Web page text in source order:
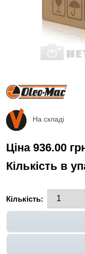
На складі
Ціна 936.00
Кількість в
Кількість: